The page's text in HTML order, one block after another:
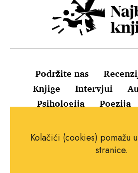
Podržite nas
Knjige
Intervjui
Psihologija
Poezija
Uvjeti korištenja
Pravila
Kolačići (cookies) pomažu
stranice.